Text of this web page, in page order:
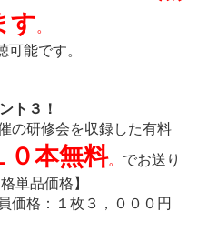
す。
能です。
ト３！
の研修会を収録した有料
０本無料。 でお送り
単品価格】
価格：１枚３，０００円